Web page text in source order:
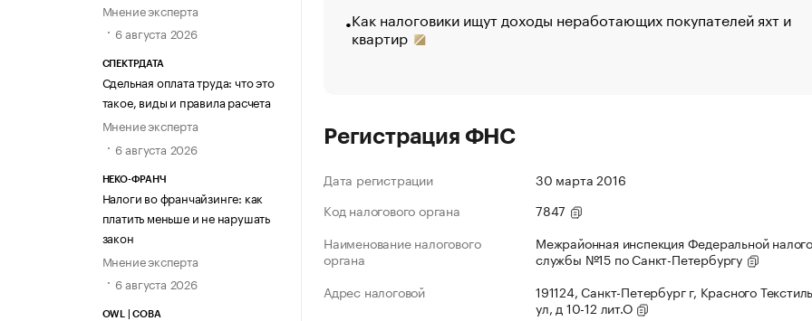
Мнение эксперта
6 августа 2026
СПЕКТРДАТА
Сдельная оплата труда: что это
такое, виды и правила расчета
Мнение эксперта
6 августа 2026
НЕКО-ФРАНЧ
Налоги во франчайзинге: как
платить меньше и не нарушать
закон
Мнение эксперта
6 августа 2026
OWL | СОВА
Как налоговики ищут доходы неработающих покупателей яхт и
квартир
Регистрация ФНС
Дата регистрации
30 марта 2016
Код налогового органа
7847
Наименование налогового
органа
Межрайонная инспекция Федеральной
службы №15 по Санкт-Петербургу
Адрес налоговой
191124, Санкт-Петербург г, Красного
ул, д 10-12 лит.О